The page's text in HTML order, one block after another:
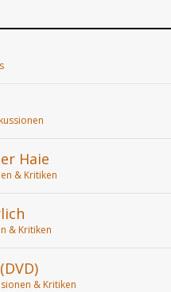
Haie
& Kritiken
& Kritiken
& Kritiken